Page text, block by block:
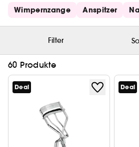
veredeln. Finde das raffinierte
Zubehör für die Augen, das sich
Wünschen anpasst?
Schnelllinks überspringen
Wimpernzange Anspitzer
Filter
60 Produkte
Deal Deal